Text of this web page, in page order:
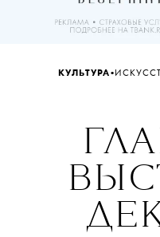
КУЛЬТУРА•